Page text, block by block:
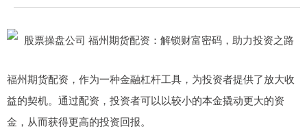
福州期货配资，作为一种金融杠杆工具，为投资者提供了放大收
益的契机。通过配资，投资者可以以较小的本金撬动更大的资
金，从而获得更高的投资回报。